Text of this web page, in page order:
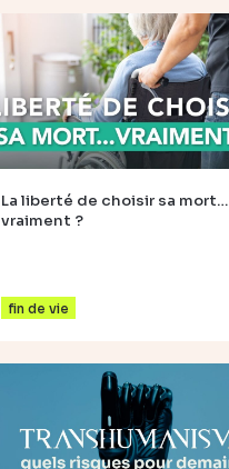
La liberté de choisir sa mort…
vraiment ?
fin de vie